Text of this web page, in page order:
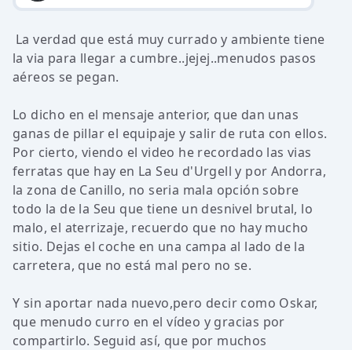
La verdad que está muy currado y ambiente tiene
la via para llegar a cumbre..jejej..menudos pasos
aéreos se pegan.
Lo dicho en el mensaje anterior, que dan unas
ganas de pillar el equipaje y salir de ruta con ellos.
Por cierto, viendo el video he recordado las vias
ferratas que hay en La Seu d'Urgell y por Andorra,
la zona de Canillo, no seria mala opción sobre
todo la de la Seu que tiene un desnivel brutal, lo
malo, el aterrizaje, recuerdo que no hay mucho
sitio. Dejas el coche en una campa al lado de la
carretera, que no está mal pero no se.
Y sin aportar nada nuevo,pero decir como Oskar,
que menudo curro en el vídeo y gracias por
compartirlo. Seguid así, que por muchos